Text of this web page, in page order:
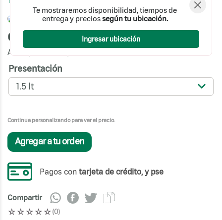
Te mostraremos disponibilidad, tiempos de
entrega y preciossegún tu ubicación.
Ingresar ubicación
Coca-Cola Sin Azúcar
Acompaña tu Papa Johns con tu bebida favorita
Presentación
1.5 lt
Continua personalizando para ver el precio.
Agregar a tu orden
Pagos con tarjeta de crédito, y pse
Compartir
☆ ☆ ☆ ☆ ☆(0)